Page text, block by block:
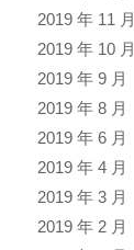
2019 年 11 月
2019 年 10 月
2019 年 9 月
2019 年 8 月
2019 年 6 月
2019 年 4 月
2019 年 3 月
2019 年 2 月